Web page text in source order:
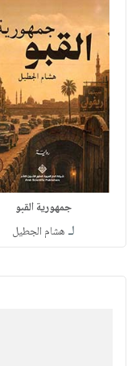
جمهورية القبو
لـ هشام الجطيل